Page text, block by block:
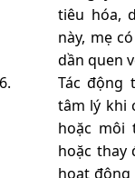
tiêu hóa,
này, mẹ
dần quen
Tác động
tâm lý khi
hoặc môi
hoặc thay
hoạt động